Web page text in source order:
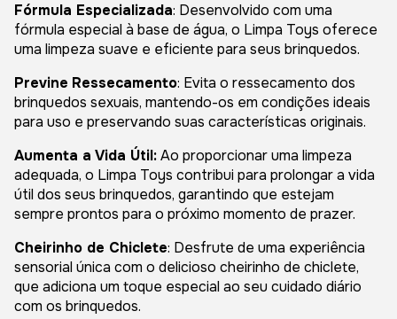
Fórmula Especializada: Desenvolvido com uma
fórmula especial à base de água, o Limpa Toys oferece
uma limpeza suave e eficiente para seus brinquedos.
Previne Ressecamento: Evita o ressecamento dos
brinquedos sexuais, mantendo-os em condições ideais
para uso e preservando suas características originais.
Aumenta a Vida Útil:Ao proporcionar uma limpeza
adequada, o Limpa Toys contribui para prolongar a vida
útil dos seus brinquedos, garantindo que estejam
sempre prontos para o próximo momento de prazer.
Cheirinho de Chiclete: Desfrute de uma experiência
sensorial única com o delicioso cheirinho de chiclete,
que adiciona um toque especial ao seu cuidado diário
com os brinquedos.